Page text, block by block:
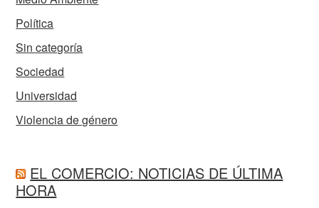
Política
Sin categoría
Sociedad
Universidad
Violencia de género
EL COMERCIO: NOTICIAS DE ÚLTIMA
HORA